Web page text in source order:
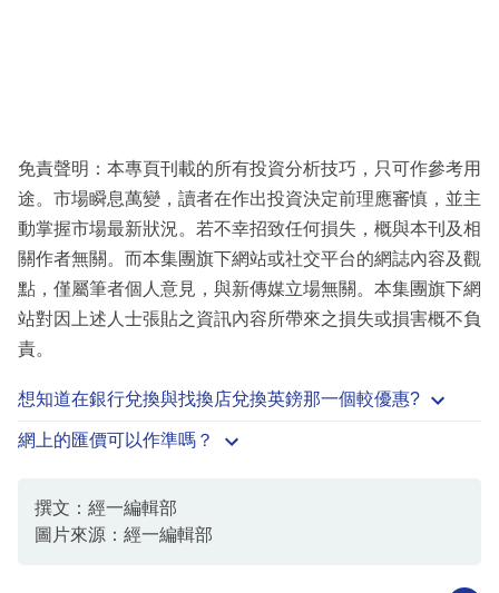
免責聲明：本專頁刊載的所有投資分析技巧，只可作參考用
途。市場瞬息萬變，讀者在作出投資決定前理應審慎，並主
動掌握市場最新狀況。若不幸招致任何損失，概與本刊及相
關作者無關。而本集團旗下網站或社交平台的網誌內容及觀
點，僅屬筆者個人意見，與新傳媒立場無關。本集團旗下網
站對因上述人士張貼之資訊內容所帶來之損失或損害概不負
責。
想知道在銀行兌換與找換店兌換英鎊那一個較優惠?
網上的匯價可以作準嗎？
撰文：經一編輯部
圖片來源：經一編輯部